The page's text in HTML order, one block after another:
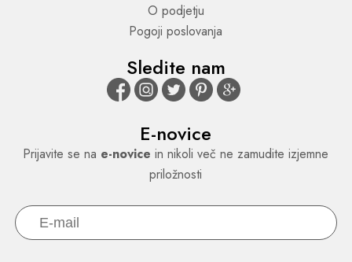
O podjetju
Pogoji poslovanja
Sledite nam
E-novice
Prijavite se na e-novice in nikoli več ne zamudite izjemne
priložnosti